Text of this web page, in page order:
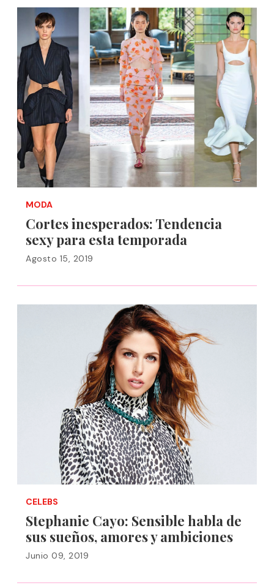
MODA
Cortes inesperados: Tendencia
sexy para esta temporada
Agosto 15, 2019
CELEBS
Stephanie Cayo: Sensible habla de
sus sueños, amores y ambiciones
Junio 09, 2019